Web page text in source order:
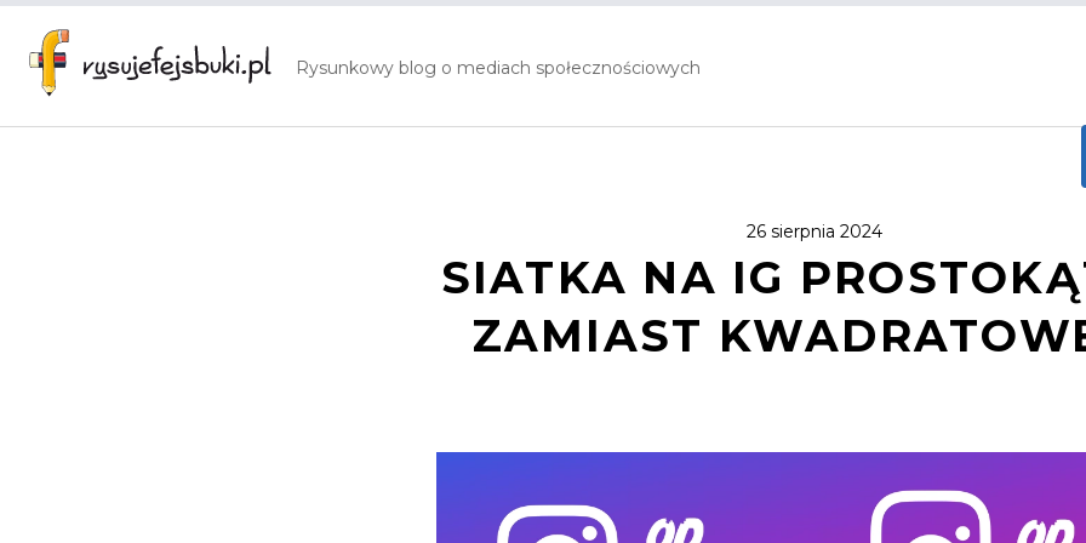
Skip
content
Rysunkowy blog o mediach społecznościowych
26 sierpnia 2024
SIATKA NA IG
ZAMIAST